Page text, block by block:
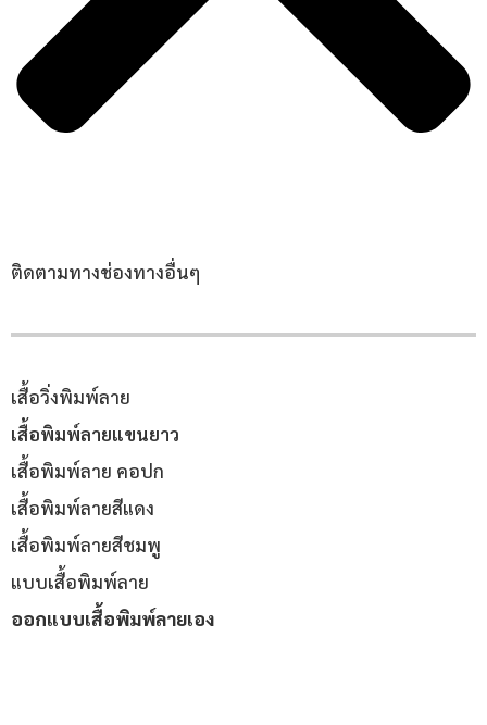
ติดตามทางช่องทางอื่นๆ
เสื้อวิ่งพิมพ์ลาย
เสื้อพิมพ์ลายแขนยาว
เสื้อพิมพ์ลาย คอปก
เสื้อพิมพ์ลายสีแดง
เสื้อพิมพ์ลายสีชมพู
แบบเสื้อพิมพ์ลาย
ออกแบบเสื้อพิมพ์ลายเอง